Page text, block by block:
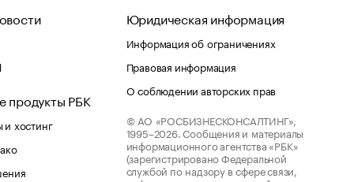
продукты РБК
хостинг
Юридическая информация
Информация об ограничениях
Правовая информация
О соблюдении авторских прав
© АО «РОСБИЗНЕСКОНСАЛТИНГ»,
1995–2026. Сообщения и материалы
информационного агентства «РБК»
(зарегистрировано Федеральной
службой по надзору в сфере связи,